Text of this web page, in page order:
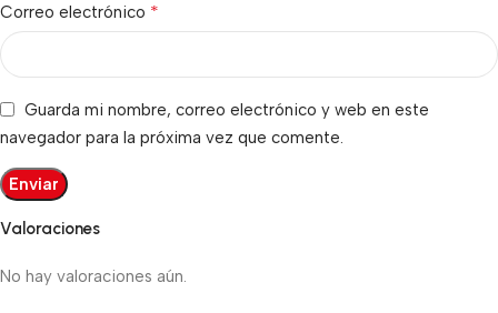
Valoraciones
No hay valoraciones aún.
Correo electrónico *
Guarda mi nombre, correo electrónico y web en este
navegador para la próxima vez que comente.